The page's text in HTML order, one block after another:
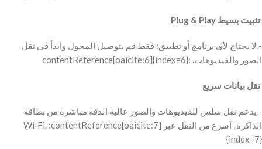
‫ تثبيت بسيط Plug & Play
‫- لا يحتاج لأي برنامج أو تطبيق: فقط قم بتوصيل المحول وابدأ في نقل
الصور والفيديوهات. :contentReference[oaicite:6]{index=6}
‫ نقل بيانات سريع
‫- يدعم نقل سلس للفيديوهات والصور عالية الدقة مباشرة من بطاقة
الذاكرة، أسرع من النقل عبر Wi‑Fi. :contentReference[oaicite:7]
{index=7}